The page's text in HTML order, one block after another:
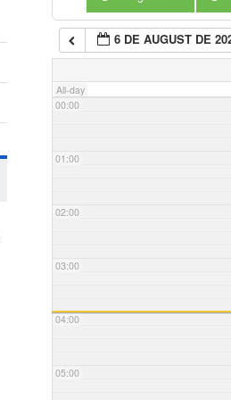
6 DE AUGUST DE
All-day
00:00
01:00
02:00
03:00
04:00
05:00